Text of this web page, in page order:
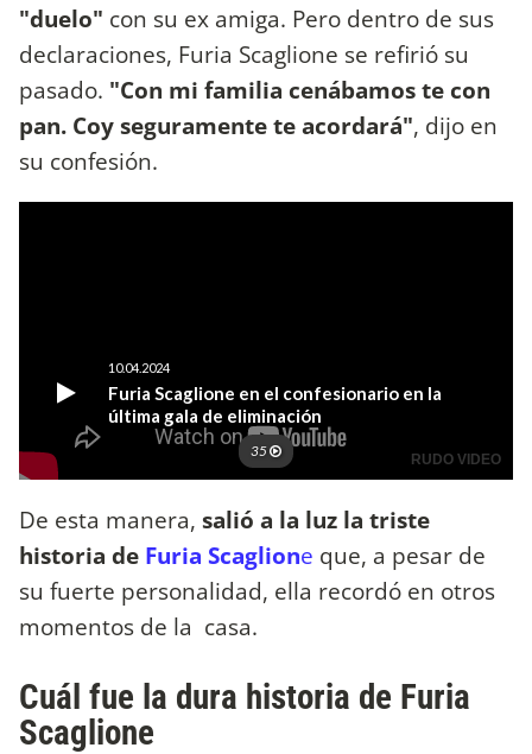
"duelo" con su ex amiga. Pero dentro de sus
declaraciones, Furia Scaglione se refirió su
pasado. "Con mi familia cenábamos te con
pan. Coy seguramente te acordará", dijo en
su confesión.
De esta manera, salió a la luz la triste
historia de Furia Scaglione que, a pesar de
su fuerte personalidad, ella recordó en otros
momentos de la casa.
Cuál fue la dura historia de Furia
Scaglione